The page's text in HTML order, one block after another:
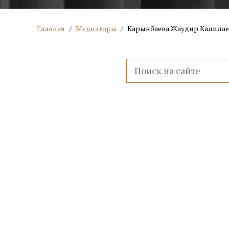
Главная / Медиаторы / Карынбаева Жаудир